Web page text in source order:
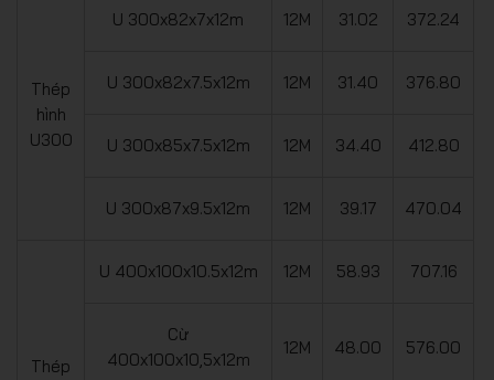
Thép
hình
U300
U 300x82x7x12m 12M 31.02 372.24
U 300x82x7.5x12m 12M 31.40 376.80
U 300x85x7.5x12m 12M 34.40 412.80
U 300x87x9.5x12m 12M 39.17 470.04
Thép
U 400x100x10.5x12m 12M 58.93 707.16
Cừ
400x100x10,5x12m
12M 48.00 576.00